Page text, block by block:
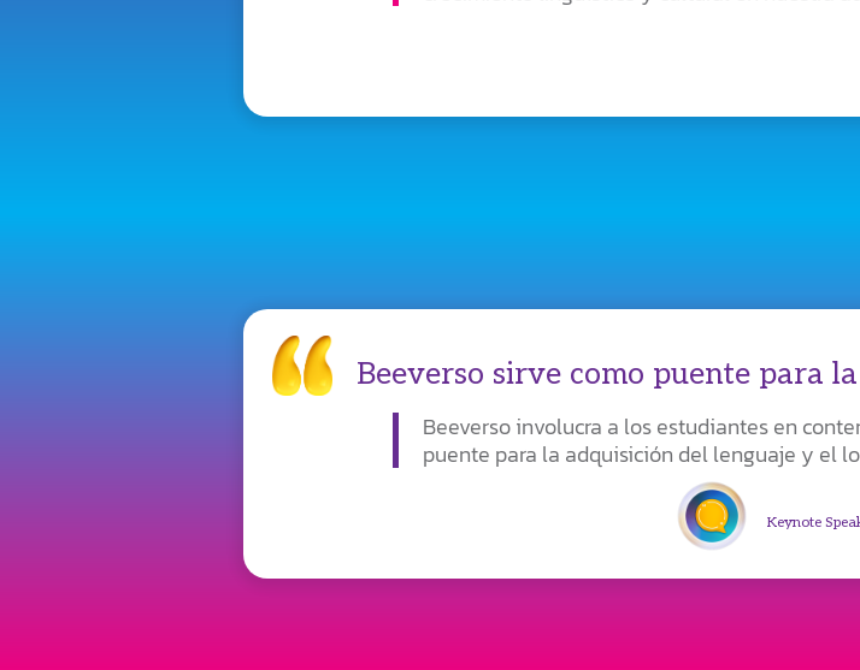
Beeverso sirve como puente para
Beeverso involucra a los estudiantes en
puente para la adquisición del lenguaje y el
Keynote